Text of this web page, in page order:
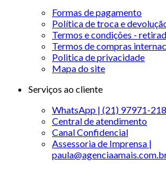
Formas de pagamento
Política de troca e
Termos e condições -
Termos de compras
Politica de privacidade
Mapa do site
Serviços ao cliente
WhatsApp | (21) 97971-
Central de atendimento
Canal Confidencial
Assessoria de Imprensa |